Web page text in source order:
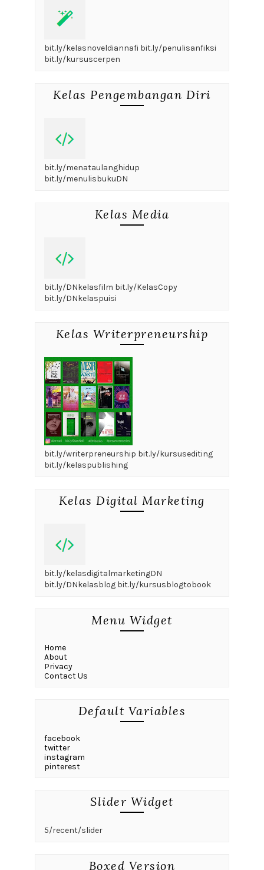
bit.ly/kelasnoveldiannafi bit.ly/penulisanfiksi
bit.ly/kursuscerpen
Kelas Pengembangan Diri
bit.ly/menataulanghidup
bit.ly/menulisbukuDN
Kelas Media
bit.ly/DNkelasfilm bit.ly/KelasCopy
bit.ly/DNkelaspuisi
Kelas Writerpreneurship
bit.ly/writerpreneurship bit.ly/kursusediting
bit.ly/kelaspublishing
Kelas Digital Marketing
bit.ly/kelasdigitalmarketingDN
bit.ly/DNkelasblog bit.ly/kursusblogtobook
Menu Widget
Home
About
Privacy
Contact Us
Default Variables
facebook
twitter
instagram
pinterest
Slider Widget
5/recent/slider
Boxed Version